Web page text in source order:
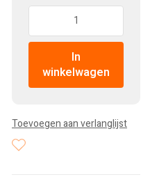
Hoeveelheid:
In
winkelwagen
Toevoegen aan verlanglijst